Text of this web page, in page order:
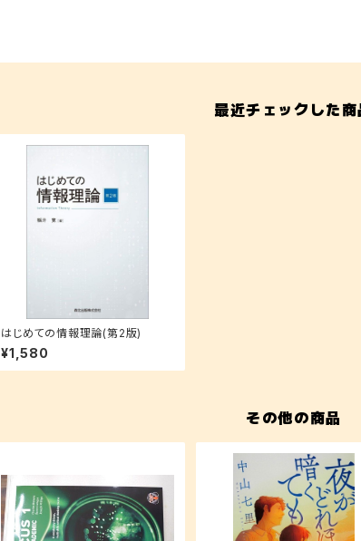
最近チェックした商
はじめての情報理論(第2版)
¥1,580
その他の商品